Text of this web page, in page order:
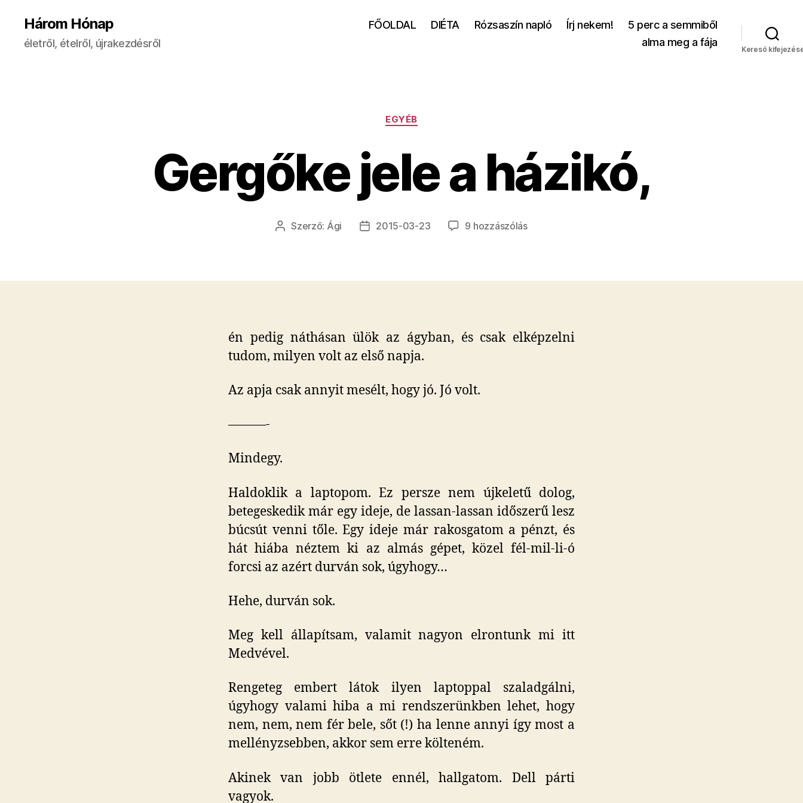
Három Hónap
életről, ételről, újrakezdésről
FŐOLDAL DIÉTA Rózsaszín napló Írj nekem!
5 perc a semmiből
alma meg a fája
Kereső
Kategóriák
EGYÉB
Gergőke jele a házikó,
Bejegyzés
Szerző: Ági
Bejegyzés
2015-03-23 9 hozzászólásGergőke
című
én pedig náthásan ülök az ágyban, és csak elképzelni
tudom, milyen volt az első napja.
Az apja csak annyit mesélt, hogy jó. Jó volt.
———-
Mindegy.
Haldoklik a laptopom. Ez persze nem újkeletű dolog,
betegeskedik már egy ideje, de lassan-lassan időszerű lesz
búcsút venni tőle. Egy ideje már rakosgatom a pénzt, és
hát hiába néztem ki az almás gépet, közel fél-mil-li-ó
forcsi az azért durván sok, úgyhogy…
Hehe, durván sok.
Meg kell állapítsam, valamit nagyon elrontunk mi itt
Medvével.
Rengeteg embert látok ilyen laptoppal szaladgálni,
úgyhogy valami hiba a mi rendszerünkben lehet, hogy
nem, nem, nem fér bele, sőt (!) ha lenne annyi így most a
mellényzsebben, akkor sem erre költeném.
Akinek van jobb ötlete ennél, hallgatom. Dell párti
vagyok.